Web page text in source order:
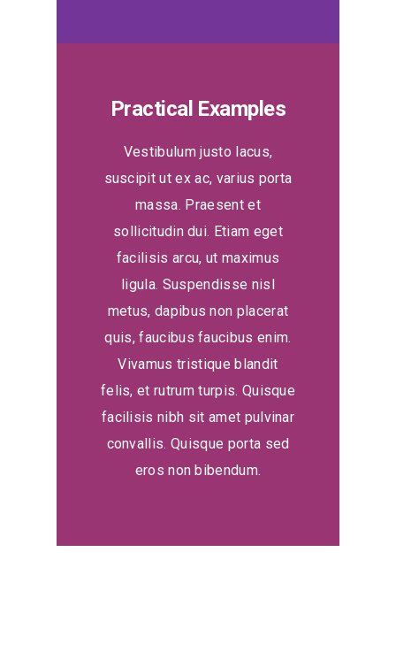
Practical Examples
Vestibulum justo lacus,
suscipit ut ex ac, varius porta
massa. Praesent et
sollicitudin dui. Etiam eget
facilisis arcu, ut maximus
ligula. Suspendisse nisl
metus, dapibus non placerat
quis, faucibus faucibus enim.
Vivamus tristique blandit
felis, et rutrum turpis. Quisque
facilisis nibh sit amet pulvinar
convallis. Quisque porta sed
eros non bibendum.